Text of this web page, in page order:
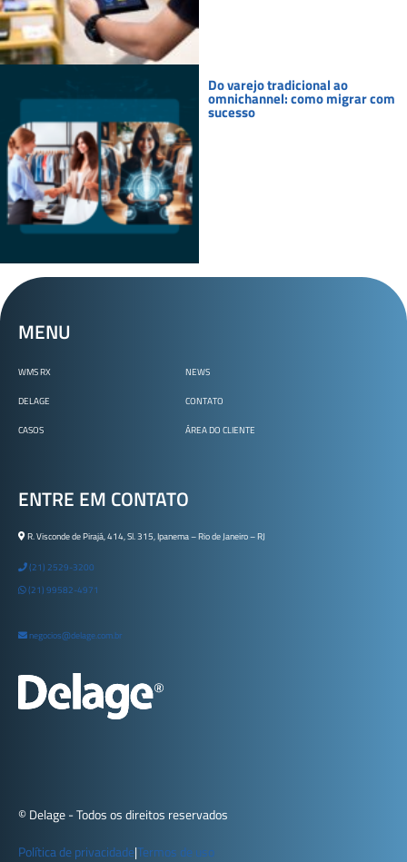
Do varejo tradicional ao
omnichannel: como migrar com
sucesso
MENU
WMS RX
DELAGE
CASOS
NEWS
CONTATO
ÁREA DO CLIENTE
ENTRE EM CONTATO
R. Visconde de Pirajá, 414, Sl. 315, Ipanema – Rio de Janeiro – RJ
(21) 2529-3200
(21) 99582-4971
negocios@delage.com.br
© Delage - Todos os direitos reservados
Política de privacidade|Termos de uso